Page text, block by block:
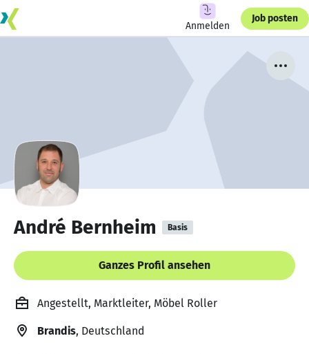
Anmelden
Job posten
André Bernheim Basis
Ganzes Profil ansehen
Angestellt, Marktleiter, Möbel Roller
Brandis, Deutschland